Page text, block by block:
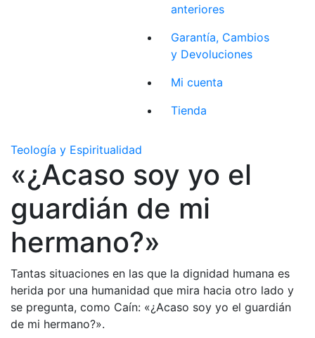
anteriores
Garantía, Cambios
y Devoluciones
Mi cuenta
Tienda
Teología y Espiritualidad
«¿Acaso soy yo el
guardián de mi
hermano?»
Tantas situaciones en las que la dignidad humana es
herida por una humanidad que mira hacia otro lado y
se pregunta, como Caín: «¿Acaso soy yo el guardián
de mi hermano?».